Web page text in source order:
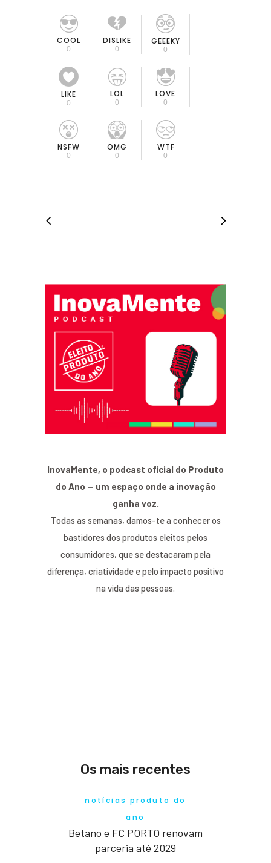
COOL
0
DISLIKE
0
GEEEKY
0
LIKE
0
LOL
0
LOVE
0
NSFW
0
OMG
0
WTF
0
InovaMente, o podcast oficial do Produto
do Ano — um espaço onde a inovação
ganha voz.
Todas as semanas, damos-te a conhecer os
bastidores dos produtos eleitos pelos
consumidores, que se destacaram pela
diferença, criatividade e pelo impacto positivo
na vida das pessoas.
Os mais recentes
notícias produto do
ano
Betano e FC PORTO renovam
parceria até 2029